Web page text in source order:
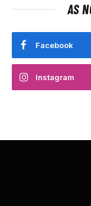
AS
Facebook
Instagram